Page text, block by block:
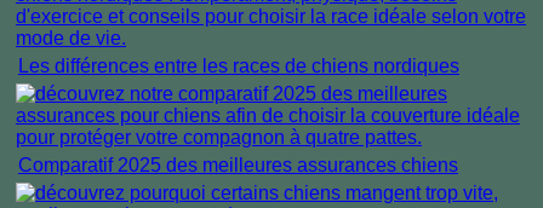
Les différences entre les races de chiens nordiques
Comparatif 2025 des meilleures assurances chiens